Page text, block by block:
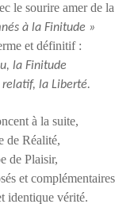
le sourire amer de
à la Finitude »
et définitif :
la Finitude
relatif, la Liberté.
à la suite,
de Réalité,
de Plaisir,
et complémentaires
identique vérité.